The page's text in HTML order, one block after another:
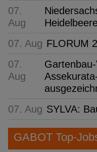
07.
Aug
07. Aug FLORUM
07.
Aug
07. Aug SYLVA:
GABOT Top-